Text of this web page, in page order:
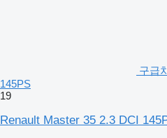
구급
145PS
19
Renault Master 35 2.3 DCI